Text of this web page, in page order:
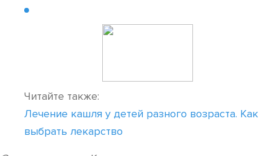
Читайте также:
Лечение кашля у детей разного возраста. Как
выбрать лекарство